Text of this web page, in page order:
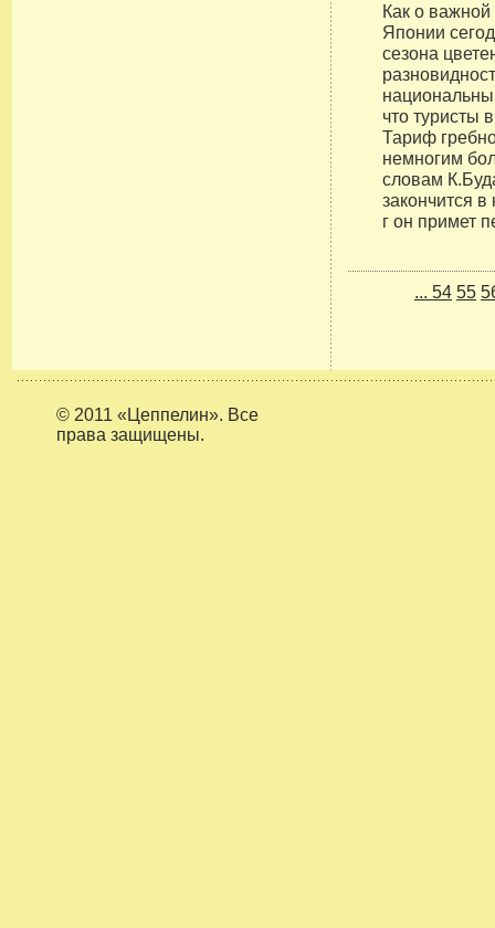
Как о важной
Японии
сезона
что туристы
Тариф
немногим
словам
закончится
г он примет
... 54 55
© 2011 «Цеппелин». Все
права защищены.